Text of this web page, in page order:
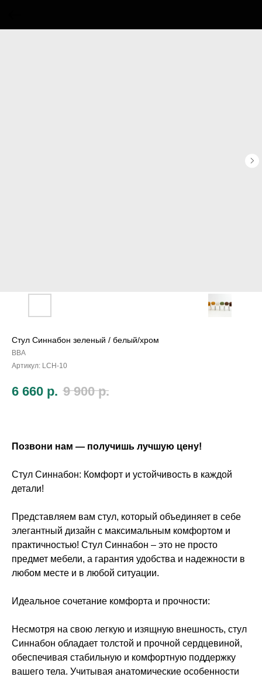
Стул Синнабон зеленый / белый/хром
ВВА
Артикул: LCH-10
6 660 р. 9 900 р.
Позвони нам — получишь лучшую цену!
Стул Синнабон: Комфорт и устойчивость в каждой
детали!
Представляем вам стул, который объединяет в себе
элегантный дизайн с максимальным комфортом и
практичностью! Стул Синнабон – это не просто
предмет мебели, а гарантия удобства и надежности в
любом месте и в любой ситуации.
Идеальное сочетание комфорта и прочности:
Несмотря на свою легкую и изящную внешность, стул
Синнабон обладает толстой и прочной сердцевиной,
обеспечивая стабильную и комфортную поддержку
вашего тела. Учитывая анатомические особенности